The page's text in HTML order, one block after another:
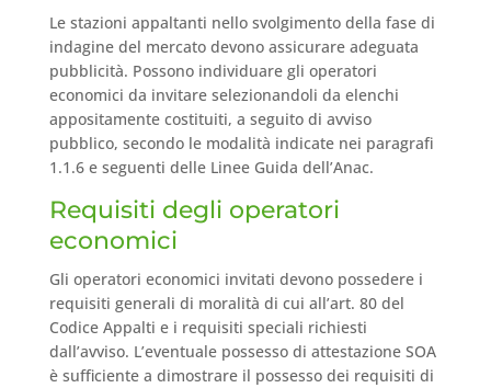
Le stazioni appaltanti nello svolgimento della fase di
indagine del mercato devono assicurare adeguata
pubblicità. Possono individuare gli operatori
economici da invitare selezionandoli da elenchi
appositamente costituiti, a seguito di avviso
pubblico, secondo le modalità indicate nei paragrafi
1.1.6 e seguenti delle Linee Guida dell’Anac.
Requisiti degli operatori
economici
Gli operatori economici invitati devono possedere i
requisiti generali di moralità di cui all’art. 80 del
Codice Appalti e i requisiti speciali richiesti
dall’avviso. L’eventuale possesso di attestazione SOA
è sufficiente a dimostrare il possesso dei requisiti di